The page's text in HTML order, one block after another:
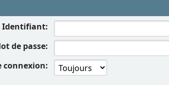
Identifiant:
de passe:
connexion: